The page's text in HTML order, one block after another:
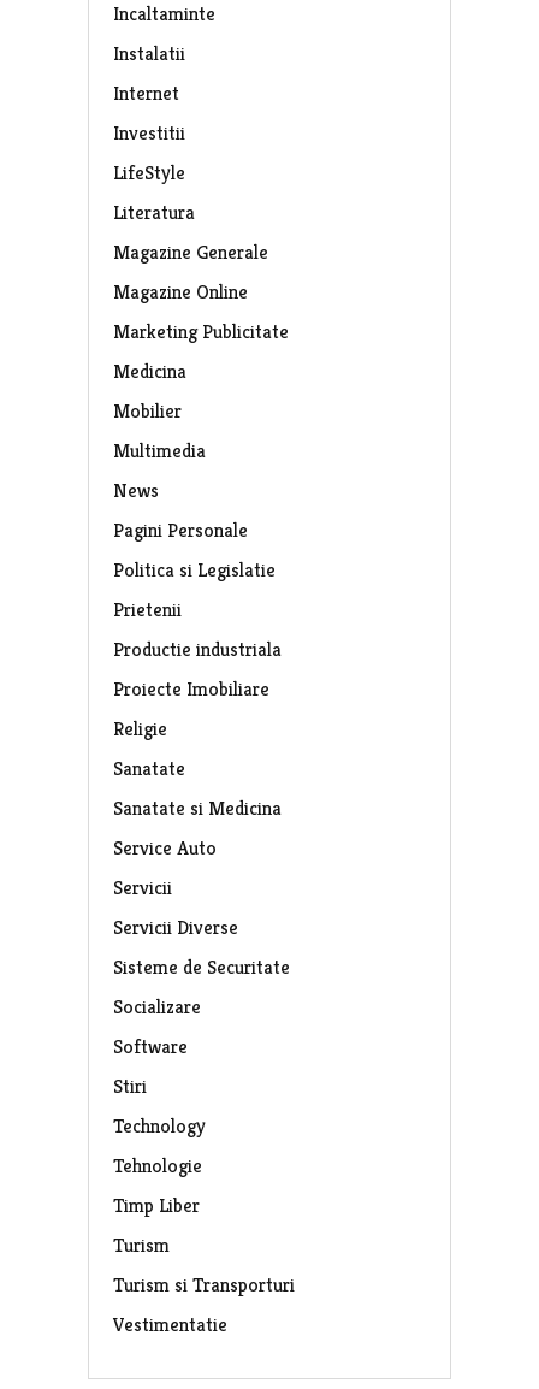
Incaltaminte
Instalatii
Internet
Investitii
LifeStyle
Literatura
Magazine Generale
Magazine Online
Marketing Publicitate
Medicina
Mobilier
Multimedia
News
Pagini Personale
Politica si Legislatie
Prietenii
Productie industriala
Proiecte Imobiliare
Religie
Sanatate
Sanatate si Medicina
Service Auto
Servicii
Servicii Diverse
Sisteme de Securitate
Socializare
Software
Stiri
Technology
Tehnologie
Timp Liber
Turism
Turism si Transporturi
Vestimentatie